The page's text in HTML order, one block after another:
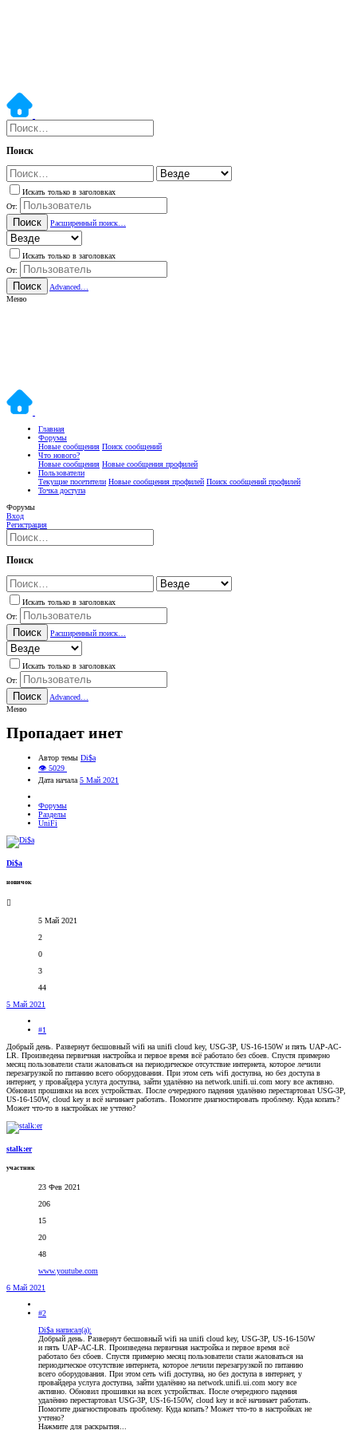
Поиск
Искать только в заголовках
От:
Поиск Расширенный поиск…
Искать только в заголовках
От:
Поиск
Advanced…
Меню
Главная
Форумы
Новые сообщения Поиск сообщений
Что нового?
Новые сообщения Новые сообщения профилей
Пользователи
Текущие посетители Новые сообщения профилей Поиск сообщений профилей
Точка доступа
Форумы
Вход
Регистрация
Поиск
Искать только в заголовках
От:
Поиск Расширенный поиск…
Искать только в заголовках
От:
Поиск
Advanced…
Меню
Пропадает инет
Автор темы Di$a
👁 5029
Дата начала 5 Май 2021
Форумы
Разделы
UniFi
Di$a
новичок
5 Май 2021
2
0
3
44
5 Май 2021
#1
Добрый день. Развернут беcшовный wifi на unifi cloud key, USG-3P, US-16-150W и пять UAP-AC-
LR. Произведена первичная настройка и первое время всё работало без сбоев. Спустя примерно
месяц пользователи стали жаловаться на периодическое отсутствие интернета, которое лечили
перезагрузкой по питанию всего оборудования. При этом сеть wifi доступна, но без доступа в
интернет, у провайдера услуга доступна, зайти удалённо на network.unifi.ui.com могу все активно.
Обновил прошивки на всех устройствах. После очередного падения удалённо перестартовал USG-3P,
US-16-150W, cloud key и всё начинает работать. Помогите диагностировать проблему. Куда копать?
Может что-то в настройках не учтено?
stalk:er
участник
23 Фев 2021
206
15
20
48
www.youtube.com
6 Май 2021
#2
Di$a написал(а):
Добрый день. Развернут беcшовный wifi на unifi cloud key, USG-3P, US-16-150W
и пять UAP-AC-LR. Произведена первичная настройка и первое время всё
работало без сбоев. Спустя примерно месяц пользователи стали жаловаться на
периодическое отсутствие интернета, которое лечили перезагрузкой по питанию
всего оборудования. При этом сеть wifi доступна, но без доступа в интернет, у
провайдера услуга доступна, зайти удалённо на network.unifi.ui.com могу все
активно. Обновил прошивки на всех устройствах. После очередного падения
удалённо перестартовал USG-3P, US-16-150W, cloud key и всё начинает работать.
Помогите диагностировать проблему. Куда копать? Может что-то в настройках не
учтено?
Нажмите для раскрытия...